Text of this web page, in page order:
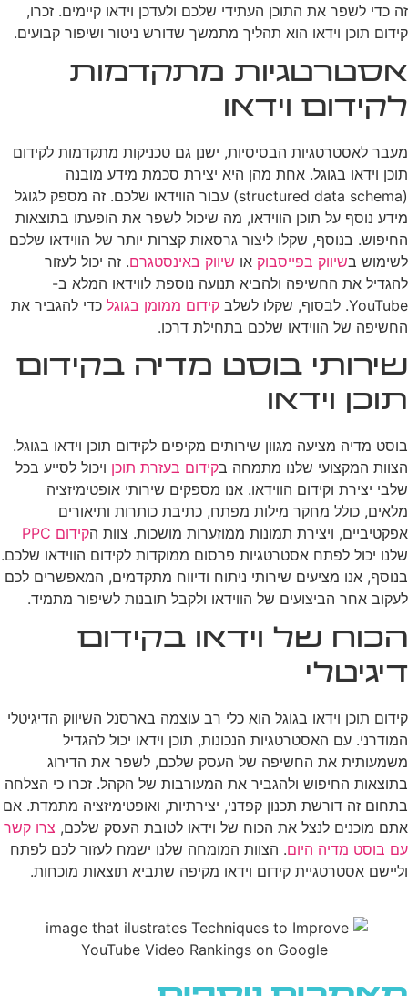
זה כדי לשפר את התוכן העתידי שלכם ולעדכן וידאו קיימים. זכרו,
קידום תוכן וידאו הוא תהליך מתמשך שדורש ניטור ושיפור קבועים.
אסטרטגיות מתקדמות
לקידום וידאו
מעבר לאסטרטגיות הבסיסיות, ישנן גם טכניקות מתקדמות לקידום
תוכן וידאו בגוגל. אחת מהן היא יצירת סכמת מידע מובנה
(structured data schema) עבור הווידאו שלכם. זה מספק לגוגל
מידע נוסף על תוכן הווידאו, מה שיכול לשפר את הופעתו בתוצאות
החיפוש. בנוסף, שקלו ליצור גרסאות קצרות יותר של הווידאו שלכם
לשימוש בשיווק בפייסבוק או שיווק באינסטגרם. זה יכול לעזור
להגדיל את החשיפה ולהביא תנועה נוספת לווידאו המלא ב-
YouTube. לבסוף, שקלו לשלב
קידום ממומן בגוגל כדי להגביר את
החשיפה של הווידאו שלכם בתחילת דרכו.
שירותי בוסט מדיה בקידום
תוכן וידאו
בוסט מדיה מציעה מגוון שירותים מקיפים לקידום תוכן וידאו בגוגל.
הצוות המקצועי שלנו מתמחה בקידום בעזרת תוכן ויכול לסייע בכל
שלבי יצירת וקידום הווידאו. אנו מספקים שירותי אופטימיזציה
מלאים, כולל מחקר מילות מפתח, כתיבת כותרות ותיאורים
אפקטיביים, ויצירת תמונות ממוזערות מושכות. צוות הקידום PPC
שלנו יכול לפתח אסטרטגיות פרסום ממוקדות לקידום הווידאו שלכם.
בנוסף, אנו מציעים שירותי ניתוח ודיווח מתקדמים, המאפשרים לכם
לעקוב אחר הביצועים של הווידאו ולקבל תובנות לשיפור מתמיד.
הכוח של וידאו בקידום
דיגיטלי
קידום תוכן וידאו בגוגל הוא כלי רב עוצמה בארסנל השיווק הדיגיטלי
המודרני. עם האסטרטגיות הנכונות, תוכן וידאו יכול להגדיל
משמעותית את החשיפה של העסק שלכם, לשפר את הדירוג
בתוצאות החיפוש ולהגביר את המעורבות של הקהל. זכרו כי הצלחה
בתחום זה דורשת תכנון קפדני, יצירתיות, ואופטימיזציה מתמדת. אם
אתם מוכנים לנצל את הכוח של וידאו לטובת העסק שלכם, צרו קשר
עם בוסט מדיה היום. הצוות המומחה שלנו ישמח לעזור לכם לפתח
וליישם אסטרטגיית קידום וידאו מקיפה שתביא תוצאות מוכחות.